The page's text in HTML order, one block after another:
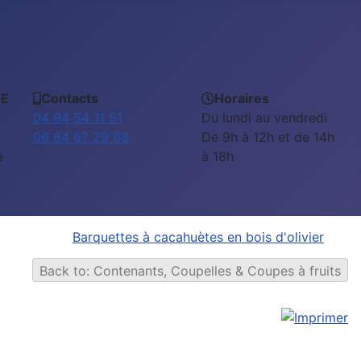
Contacts
04 94 54 11 51
06 84 67 29 68
Horaires
Du lundi au vendredi
De 9h à 12h et de 14h
à 18h
Barquettes à cacahuètes en bois d'olivier
Back to: Contenants, Coupelles & Coupes à fruits